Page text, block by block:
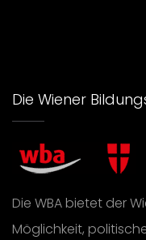
Die Wiener
Die WBA bietet der
Möglichkeit,